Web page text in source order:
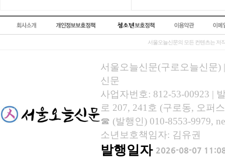
서울오늘신문의 모든 컨텐츠는 저
서울오늘신문(구로오늘신문)
신문
사업자번호: 812-53-00923 |
로 207, 241호 (구로동, 오퍼
☎ (발행인) 010-8553-9979,
소년보호책임자: 김유권
발행일자